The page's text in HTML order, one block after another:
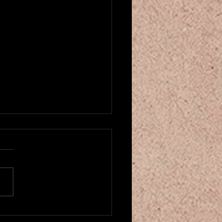
créneau pour cours de danse
ベリーダンスクラスが
ちは！もう2025年も残り
曜の20時からと土曜の16